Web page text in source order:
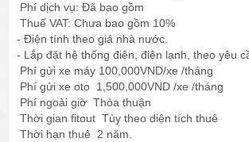
Phí dịch vụ: Đã bao gồm
Thuế VAT: Chưa bao gồm 10%
- Điện tính theo giá nhà nước.
- Lắp đặt hệ thống điện, điện lạnh, theo yêu
Phí gửi xe máy 100,000VND/xe /tháng
Phí gửi xe oto 1,500,000VND /xe /tháng
Phí ngoài giờ Thỏa thuận
Thời gian fitout Tùy theo diện tích thuê
Thời hạn thuê 2 năm.